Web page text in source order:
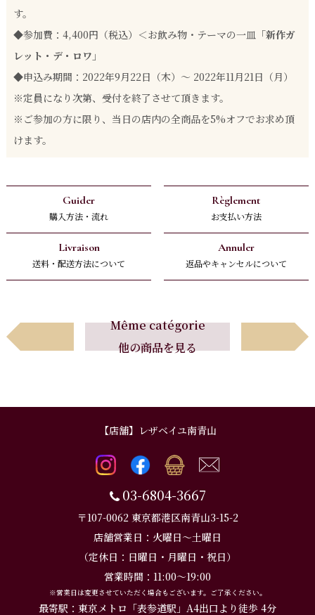
す。
◆参加費：4,400円（税込）＜お飲み物・テーマの一皿「新作ガ
レット・デ・ロワ」
◆申込み期間：2022年9月22日（木）～ 2022年11月21日（月）
※定員になり次第、受付を終了させて頂きます。
※ご参加の方に限り、当日の店内の全商品を5%オフでお求め頂
けます。
Guider
購入方法・流れ
Règlement
お支払い方法
Livraison
送料・配送方法について
Annuler
返品やキャンセルについて
Même catégorie
他の商品を見る
【店舗】レザベイユ南青山
03-6804-3667
〒107-0062 東京都港区南青山3-15-2
店舗営業日：火曜日～土曜日
（定休日：日曜日・月曜日・祝日）
営業時間：11:00～19:00
※営業日は変更させていただく場合もございます。ご了承ください。
最寄駅：東京メトロ「表参道駅」A4出口より徒歩 4分